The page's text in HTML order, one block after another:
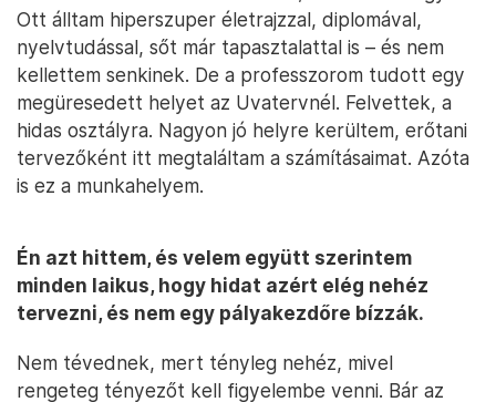
Ott álltam hiperszuper életrajzzal, diplomával,
nyelvtudással, sőt már tapasztalattal is – és nem
kellettem senkinek. De a professzorom tudott egy
megüresedett helyet az Uvatervnél. Felvettek, a
hidas osztályra. Nagyon jó helyre kerültem, erőtani
tervezőként itt megtaláltam a számításaimat. Azóta
is ez a munkahelyem.
Én azt hittem, és velem együtt szerintem
minden laikus, hogy hidat azért elég nehéz
tervezni, és nem egy pályakezdőre bízzák.
Nem tévednek, mert tényleg nehéz, mivel
rengeteg tényezőt kell figyelembe venni. Bár az